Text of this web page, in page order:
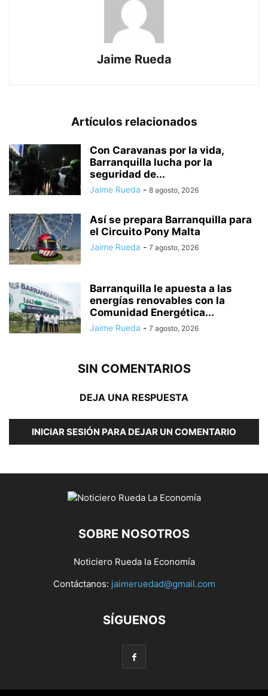
Jaime Rueda
Artículos relacionados
Con Caravanas por la vida,
Barranquilla lucha por la
seguridad de...
Jaime Rueda - 8 agosto, 2026
Así se prepara Barranquilla para
el Circuito Pony Malta
Jaime Rueda - 7 agosto, 2026
Barranquilla le apuesta a las
energías renovables con la
Comunidad Energética...
Jaime Rueda - 7 agosto, 2026
SIN COMENTARIOS
DEJA UNA RESPUESTA
INICIAR SESIÓN PARA DEJAR UN COMENTARIO
SOBRE NOSOTROS
Noticiero Rueda la Economía
Contáctanos: jaimeruedad@gmail.com
SÍGUENOS